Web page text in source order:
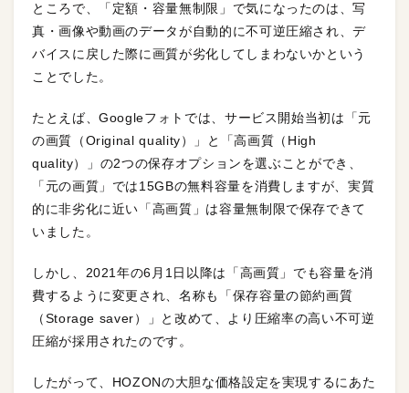
ところで、「定額・容量無制限」で気になったのは、写
真・画像や動画のデータが自動的に不可逆圧縮され、デ
バイスに戻した際に画質が劣化してしまわないかという
ことでした。
たとえば、Googleフォトでは、サービス開始当初は「元
の画質（Original quality）」と「高画質（High
quality）」の2つの保存オプションを選ぶことができ、
「元の画質」では15GBの無料容量を消費しますが、実質
的に非劣化に近い「高画質」は容量無制限で保存できて
いました。
しかし、2021年の6月1日以降は「高画質」でも容量を消
費するように変更され、名称も「保存容量の節約画質
（Storage saver）」と改めて、より圧縮率の高い不可逆
圧縮が採用されたのです。
したがって、HOZONの大胆な価格設定を実現するにあた